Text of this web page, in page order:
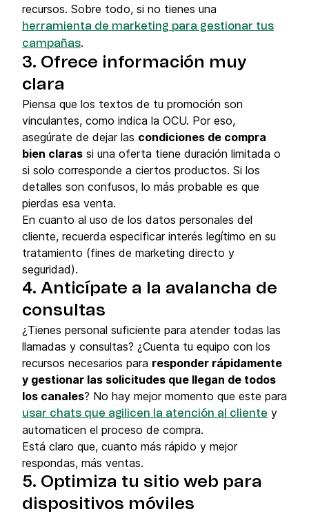
recursos. Sobre todo, si no tienes una
herramienta de marketing para gestionar tus
campañas.
3. Ofrece información muy
clara
Piensa que los textos de tu promoción son
vinculantes, como indica la OCU. Por eso,
asegúrate de dejar las condiciones de compra
bien claras si una oferta tiene duración limitada o
si solo corresponde a ciertos productos. Si los
detalles son confusos, lo más probable es que
pierdas esa venta.
En cuanto al uso de los datos personales del
cliente, recuerda especificar interés legítimo en su
tratamiento (fines de marketing directo y
seguridad).
4. Anticípate a la avalancha de
consultas
¿Tienes personal suficiente para atender todas las
llamadas y consultas? ¿Cuenta tu equipo con los
recursos necesarios para responder rápidamente
y gestionar las solicitudes que llegan de todos
los canales? No hay mejor momento que este para
usar chats que agilicen la atención al cliente y
automaticen el proceso de compra.
Está claro que, cuanto más rápido y mejor
respondas, más ventas.
5. Optimiza tu sitio web para
dispositivos móviles